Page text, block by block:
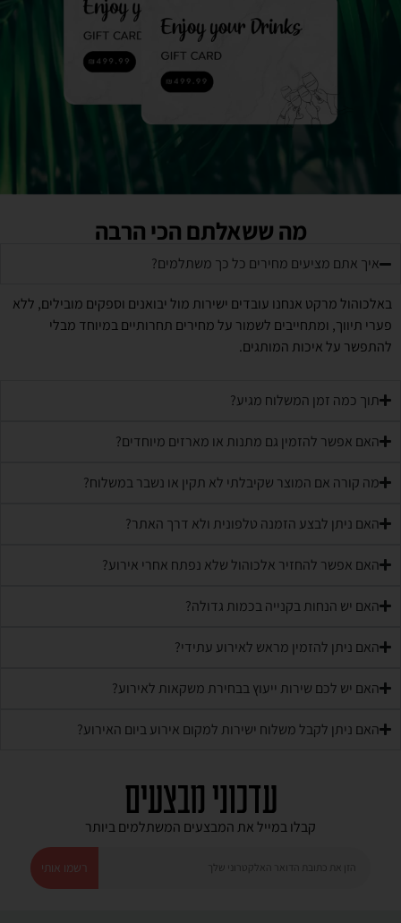
מה ששאלתם הכי הרבה
איך אתם מציעים מחירים כל כך משתלמים?
באלכוהול מרקט אנחנו עובדים ישירות מול יבואנים וספקים מובילים, ללא
פערי תיווך, ומתחייבים לשמור על מחירים תחרותיים במיוחד מבלי
להתפשר על איכות המותגים.
תוך כמה זמן המשלוח מגיע?
האם אפשר להזמין גם מתנות או מארזים מיוחדים?
מה קורה אם המוצר שקיבלתי לא תקין או נשבר במשלוח?
האם ניתן לבצע הזמנה טלפונית ולא דרך האתר?
האם אפשר להחזיר אלכוהול שלא נפתח אחרי אירוע?
האם יש הנחות בקנייה בכמות גדולה?
האם ניתן להזמין מראש לאירוע עתידי?
האם יש לכם שירות ייעוץ בבחירת משקאות לאירוע?
האם ניתן לקבל משלוח ישירות למקום אירוע ביום האירוע?
עדכוני מבצעים
קבלו במייל את המבצעים המשתלמים ביותר
רשמו אותי